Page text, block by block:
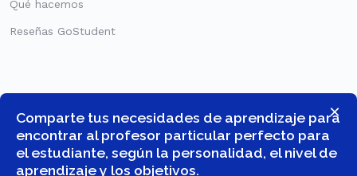
×
Comparte tus necesidades de aprendizaje para
encontrar al profesor particular perfecto para
el estudiante, según la personalidad, el nivel de
aprendizaje y los objetivos.
Qué hacemos
Reseñas GoStudent